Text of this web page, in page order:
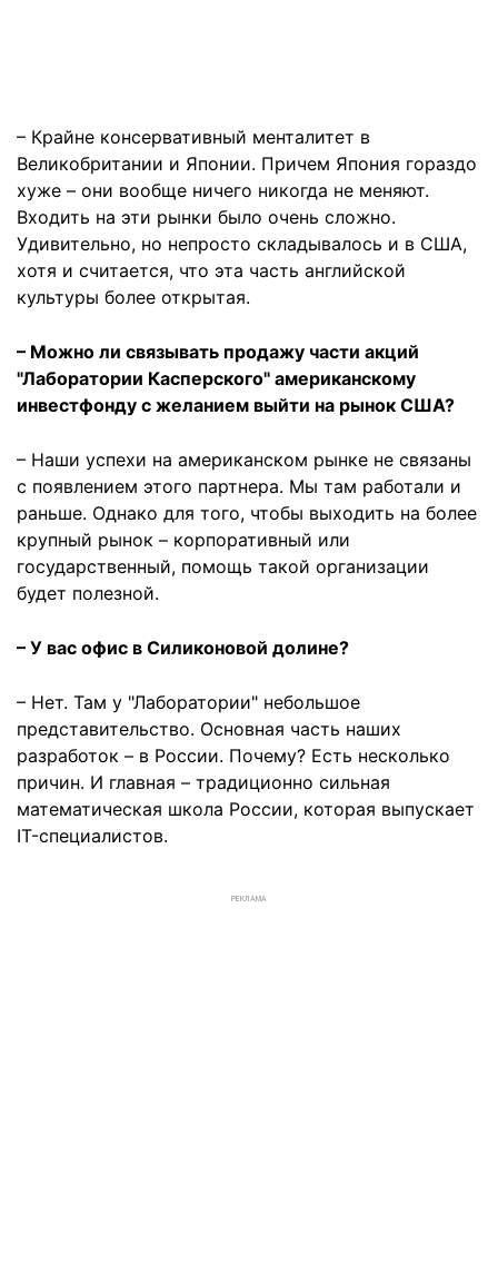
– Крайне консервативный менталитет в
Великобритании и Японии. Причем Япония гораздо
хуже – они вообще ничего никогда не меняют.
Входить на эти рынки было очень сложно.
Удивительно, но непросто складывалось и в США,
хотя и считается, что эта часть английской
культуры более открытая.
– Можно ли связывать продажу части акций
"Лаборатории Касперского" американскому
инвестфонду с желанием выйти на рынок США?
– Наши успехи на американском рынке не связаны
с появлением этого партнера. Мы там работали и
раньше. Однако для того, чтобы выходить на более
крупный рынок – корпоративный или
государственный, помощь такой организации
будет полезной.
– У вас офис в Силиконовой долине?
– Нет. Там у "Лаборатории" небольшое
представительство. Основная часть наших
разработок – в России. Почему? Есть несколько
причин. И главная – традиционно сильная
математическая школа России, которая выпускает
IT-специалистов.
РЕКЛАМА